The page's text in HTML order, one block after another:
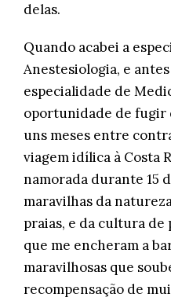
delas.
Quando acabei a
Anestesiologia, e
especialidade de
oportunidade de fugir
uns meses entre
viagem idílica à Costa
namorada durante 15
maravilhas da
praias, e da cultura de
que me encheram a
maravilhosas que
recompensação de